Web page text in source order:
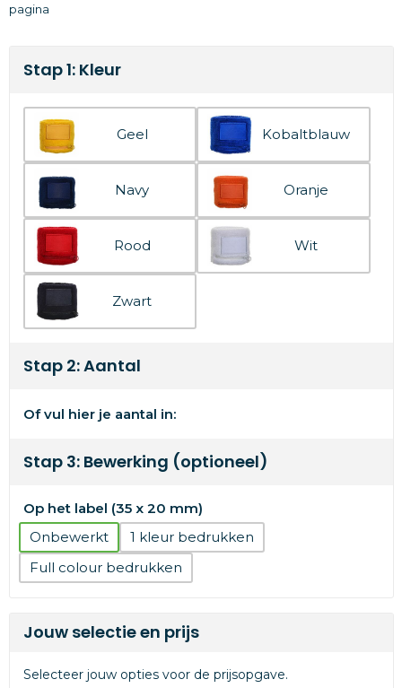
pagina
Stap 1: Kleur
Geel Kobaltblauw
Navy Oranje
Rood Wit
Zwart
Stap 2: Aantal
Of vul hier je aantal in:
Stap 3: Bewerking (optioneel)
Op het label (35 x 20 mm)
Onbewerkt
1
Full colour
Jouw selectie en prijs
Selecteer jouw opties voor de prijsopgave.